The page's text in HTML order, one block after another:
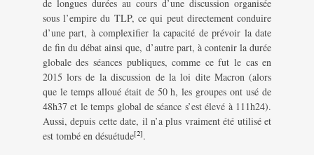
de longues durées au cours d’une discussion organisée
sous l’empire du TLP, ce qui peut directement conduire
d’une part, à complexifier la capacité de prévoir la date
de fin du débat ainsi que, d’autre part, à contenir la durée
globale des séances publiques, comme ce fut le cas en
2015 lors de la discussion de la loi dite Macron (alors
que le temps alloué était de 50 h, les groupes ont usé de
48h37 et le temps global de séance s’est élevé à 111h24).
Aussi, depuis cette date, il n’a plus vraiment été utilisé et
est tombé en désuétude[2].